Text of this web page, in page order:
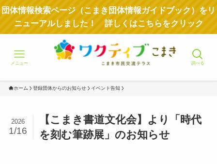
団体情報検索ページ（こまき団体情報ガイドブック）をリ
ニューアルしました！ 詳しくはこちらをクリック
調べる
メニュー
ホーム 登録団体からのお知らせ イベント告知
【こまき書道文化会】より「時代
を刻む筆跡展」のお知らせ
2026
1/16